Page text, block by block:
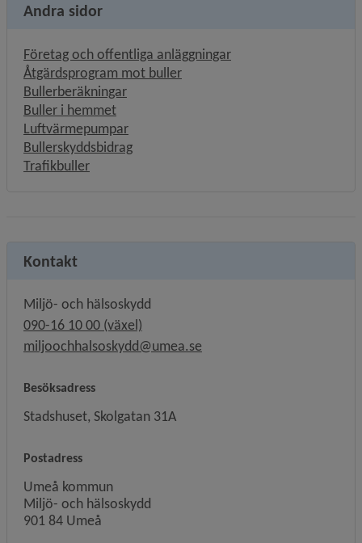
Andra sidor
Företag och offentliga anläggningar
Åtgärdsprogram mot buller
Bullerberäkningar
Buller i hemmet
Luftvärmepumpar
Bullerskyddsbidrag
Trafikbuller
Kontakt
Miljö- och hälsoskydd
090-16 10 00 (växel)
miljoochhalsoskydd@umea.se
Besöksadress
Stadshuset, Skolgatan 31A
Postadress
Umeå kommun
Miljö- och hälsoskydd
901 84 Umeå